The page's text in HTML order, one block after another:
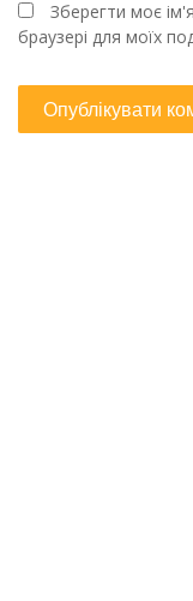
Зберегти моє
браузері для моїх